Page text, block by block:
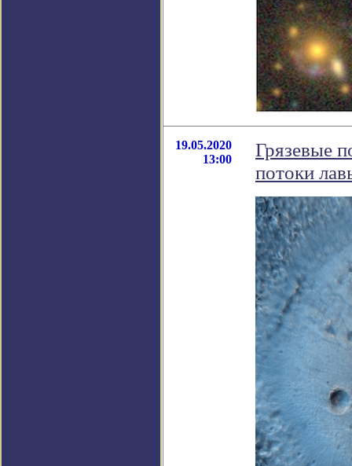
19.05.2020
13:00
Грязевые
потоки